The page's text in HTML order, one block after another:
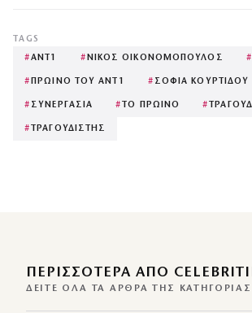
TAGS
#ΑΝΤ1 # ΝΙΚΟΣ ΟΙΚΟΝΟΜΟΠΟΥΛΟΣ #
# ΠΡΩΙΝΟ ΤΟΥ ΑΝΤ1 # ΣΟΦΙΑ ΚΟΥΡΤΙΔΟΥ
# ΣΥΝΕΡΓΑΣΙΑ # ΤΟ ΠΡΩΙΝΟ #
# ΤΡΑΓΟΥΔΙΣΤΗΣ
ΠΕΡΙΣΣΌΤΕΡΑ ΑΠΌ
ΔΕΊΤΕ ΌΛΑ ΤΑ ΆΡΘΡΑ ΤΗΣ